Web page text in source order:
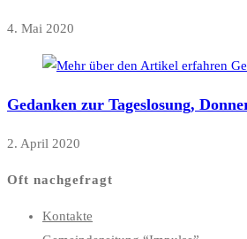
4. Mai 2020
Gedanken zur Tageslosung,
2. April 2020
Oft nachgefragt
Kontakte